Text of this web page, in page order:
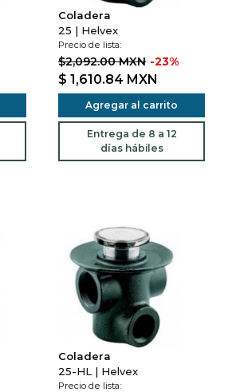
Coladera
25 | Helvex
Precio de lista:
$2,092.00 MXN -23%
$ 1,610.84 MXN
Agregar al carrito
Entrega de 8 a 12
días hábiles
Coladera
25-HL | Helvex
Precio de lista: